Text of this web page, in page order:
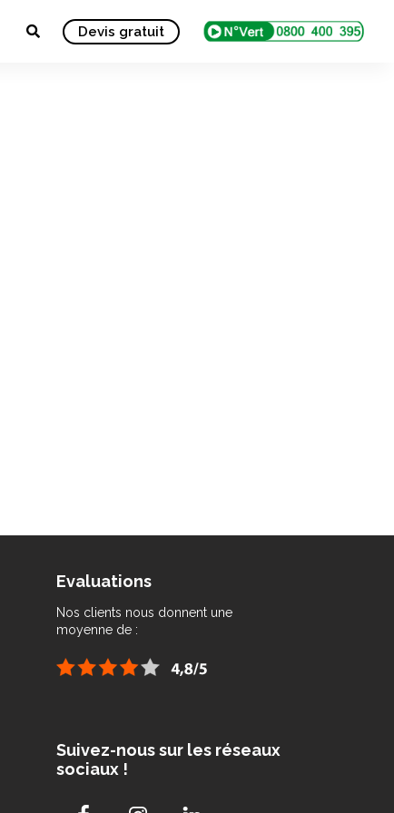
Devis gratuit
Evaluations
Nos clients nous donnent une
moyenne de :
Suivez-nous sur les réseaux
sociaux !